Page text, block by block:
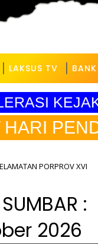
LAKSUS TV
PORPROV XVI
:
2026